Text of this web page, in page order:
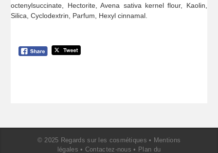
octenylsuccinate, Hectorite, Avena sativa kernel flour, Kaolin,
Silica, Cyclodextrin, Parfum, Hexyl cinnamal.
© 2025 Regards sur les cosmétiques • Mentions
légales • Contactez-nous • Plan du